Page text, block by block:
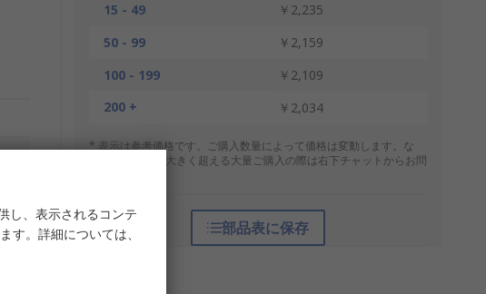
15 - 49
￥2,235
50 - 99
￥2,159
100 - 199
￥2,109
200 +
￥2,034
* 表示は参考価格です。ご購入数量によって価格は変動します。な
お、上記数量を大きく超える大量ご購入の際は右下チャットからお問
部品表に保存
し、表示されるコンテ
す。詳細については、